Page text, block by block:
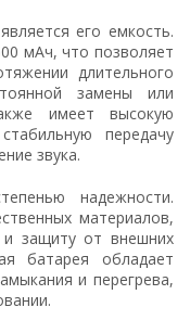
его емкость.
мАч, что позволяет
длительного
замены или
имеет высокую
передачу
звука.
надежности.
материалов,
и защиту от внешних
батарея обладает
и перегрева,